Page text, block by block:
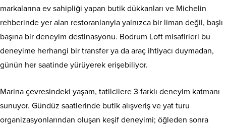
markalarına ev sahipliği yapan butik dükkanları ve Michelin
rehberinde yer alan restoranlarıyla yalnızca bir liman değil, başlı
başına bir deneyim destinasyonu. Bodrum Loft misafirleri bu
deneyime herhangi bir transfer ya da araç ihtiyacı duymadan,
günün her saatinde yürüyerek erişebiliyor.
Marina çevresindeki yaşam, tatilcilere 3 farklı deneyim katmanı
sunuyor. Gündüz saatlerinde butik alışveriş ve yat turu
organizasyonlarından oluşan keşif deneyimi; öğleden sonra